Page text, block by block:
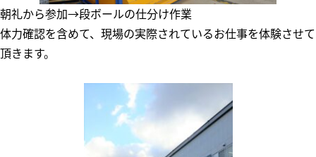
朝礼から参加→段ボールの仕分け作業
体力確認を含めて、現場の実際されているお仕事を体験させて
頂きます。